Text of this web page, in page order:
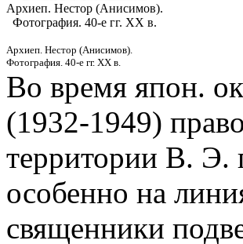
Архиеп. Нестор (Анисимов).
Фотография. 40-е гг. ХХ в.
Архиеп. Нестор (Анисимов).
Фотография. 40-е гг. ХХ в.
Во время япон.
(1932-1949)
территории В. Э.
особенно на
священники